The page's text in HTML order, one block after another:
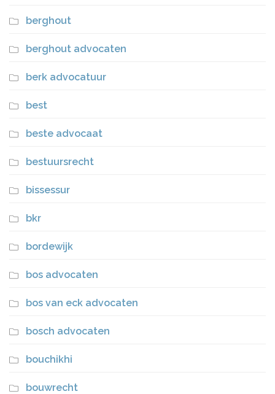
berghout
berghout advocaten
berk advocatuur
best
beste advocaat
bestuursrecht
bissessur
bkr
bordewijk
bos advocaten
bos van eck advocaten
bosch advocaten
bouchikhi
bouwrecht